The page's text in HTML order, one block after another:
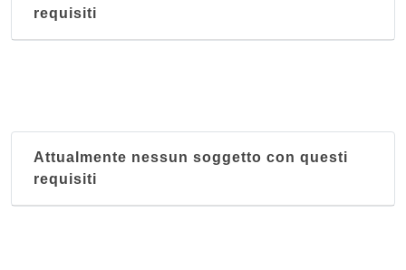
requisiti
Attualmente nessun soggetto con questi
requisiti